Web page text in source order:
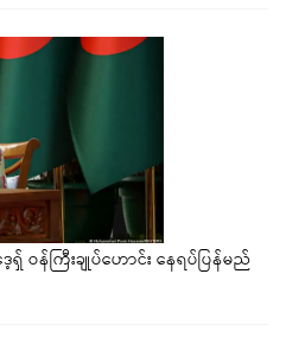
ဝန်ကြီးချုပ်ဟောင်း နေရပ်ပြန်မည်